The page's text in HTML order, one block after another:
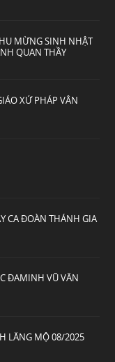
MỪNG SINH NHẬT
QUAN THẦY
XỨ PHÁP VÂN
CA ĐOÀN THÁNH GIA
ĐAMINH VŨ VĂN
LĂNG MỘ 08/2025